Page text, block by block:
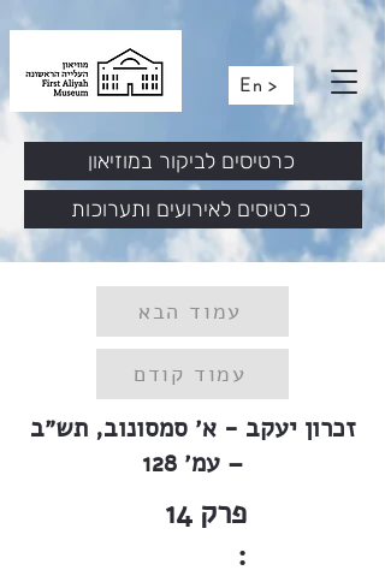
En >
כרטיסים לאירועים ותערוכות
כרטיסים לביקור במוזיאון
עמוד הבא
עמוד קודם
זכרון יעקב - א׳ סמסונוב, תש״ב
– עמ׳ 128
14 פרק
: